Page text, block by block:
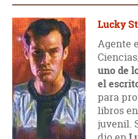
Lucky
Agente
uno de
el
para
libros
juvenil.